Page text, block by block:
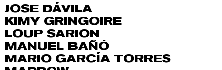
JOSE DÁVILA
KIMY GRINGOIRE
LOUP SARION
MANUEL BAÑÓ
MARIO GARCÍA TORRES